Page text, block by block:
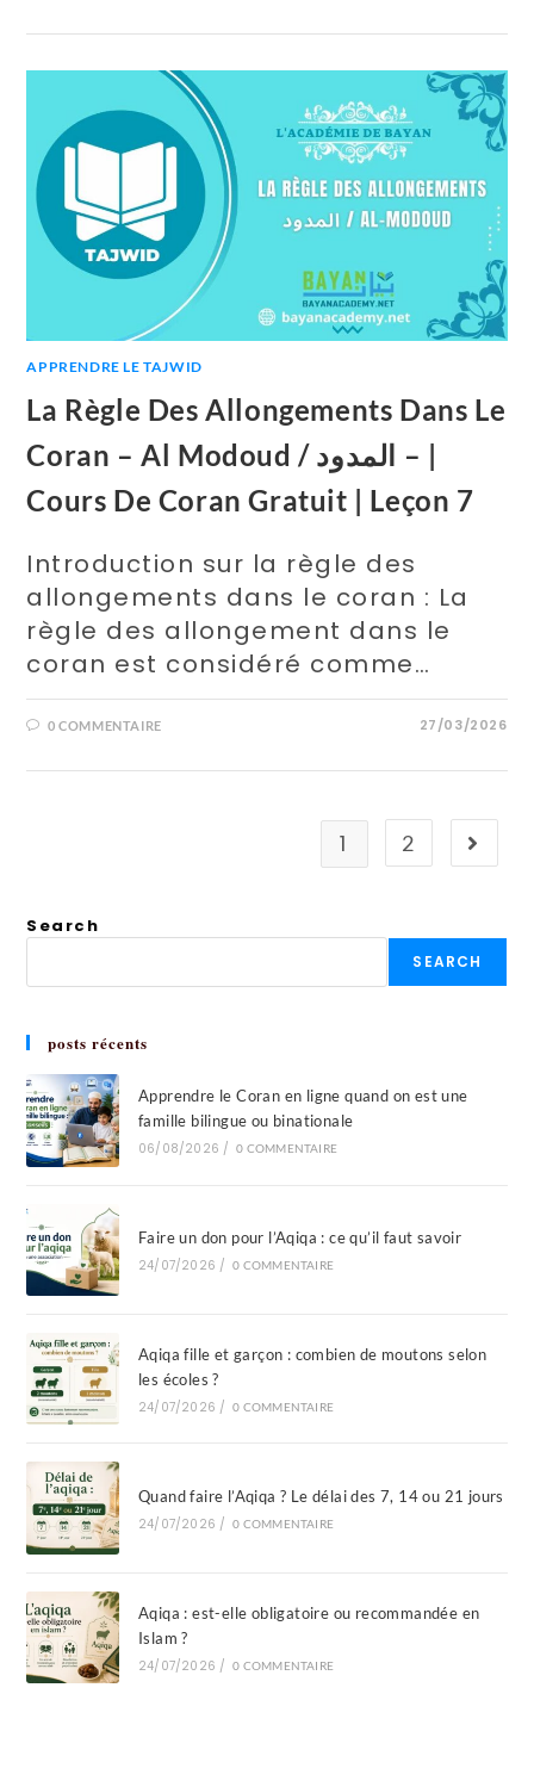
APPRENDRE LE TAJWID
La Règle Des Allongements Dans Le
Coran – Al Modoud / المدود – |
Cours De Coran Gratuit | Leçon 7
Introduction sur la règle des
allongements dans le coran : La
règle des allongement dans le
coran est considéré comme…
0 COMMENTAIRE 27/03/2026
1 2
Search
SEARCH
posts récents
Apprendre le Coran en ligne quand on est une
famille bilingue ou binationale
06/08/2026 / 0 COMMENTAIRE
Faire un don pour l’Aqiqa : ce qu’il faut savoir
24/07/2026 / 0 COMMENTAIRE
Aqiqa fille et garçon : combien de moutons selon
les écoles ?
24/07/2026 / 0 COMMENTAIRE
Quand faire l’Aqiqa ? Le délai des 7, 14 ou 21 jours
24/07/2026 / 0 COMMENTAIRE
Aqiqa : est-elle obligatoire ou recommandée en
Islam ?
24/07/2026 / 0 COMMENTAIRE